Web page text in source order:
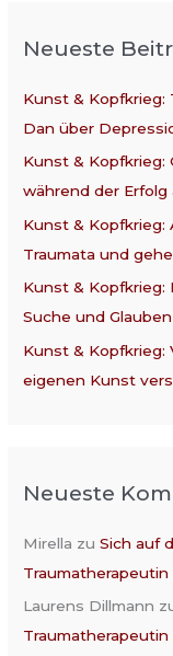
e
n
a
c
h
:
Neueste
Kunst & Kopfkrieg:
Dan über
Kunst & Kopfkrieg:
während der
Kunst & Kopfkrieg:
Traumata und
Kunst & Kopfkrieg:
Suche und Glauben
Kunst & Kopfkrieg:
eigenen Kunst
Neueste
Mirella zuSich auf
Traumatherapeutin
Laurens Dillmann
Traumatherapeutin